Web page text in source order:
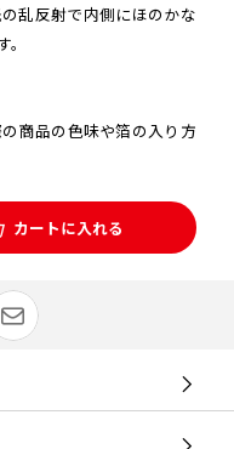
乱反射で内側にほのかな
商品の色味や箔の入り方
カートに入れる